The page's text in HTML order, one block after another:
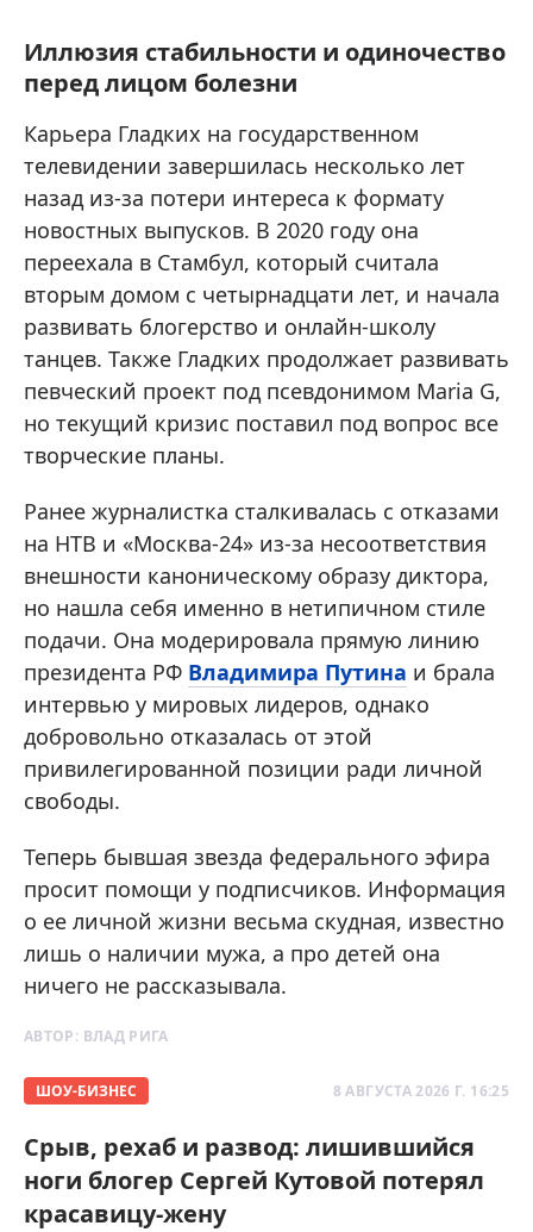
Иллюзия стабильности и одиночество
перед лицом болезни
Карьера Гладких на государственном
телевидении завершилась несколько лет
назад из-за потери интереса к формату
новостных выпусков. В 2020 году она
переехала в Стамбул, который считала
вторым домом с четырнадцати лет, и начала
развивать блогерство и онлайн-школу
танцев. Также Гладких продолжает развивать
певческий проект под псевдонимом Maria G,
но текущий кризис поставил под вопрос все
творческие планы.
Ранее журналистка сталкивалась с отказами
на НТВ и «Москва-24» из-за несоответствия
внешности каноническому образу диктора,
но нашла себя именно в нетипичном стиле
подачи. Она модерировала прямую линию
президента РФ Владимира Путина и брала
интервью у мировых лидеров, однако
добровольно отказалась от этой
привилегированной позиции ради личной
свободы.
Теперь бывшая звезда федерального эфира
просит помощи у подписчиков. Информация
о ее личной жизни весьма скудная, известно
лишь о наличии мужа, а про детей она
ничего не рассказывала.
АВТОР: ВЛАД РИГА
ШОУ-БИЗНЕС 8 АВГУСТА 2026 Г. 16:25
Срыв, рехаб и развод: лишившийся
ноги блогер Сергей Кутовой потерял
красавицу-жену